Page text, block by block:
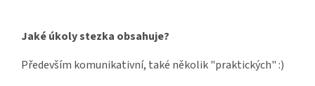
Jaké úkoly stezka obsahuje?
Především komunikativní, také několik "praktických" :)